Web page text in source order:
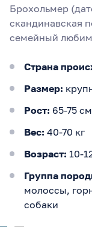
Брохольмер
скандинавская
семейный
Страна
Размер:
Рост: 65-75 см
Вес: 40-70 кг
Возраст: 10-
Группа
молоссы,
собаки